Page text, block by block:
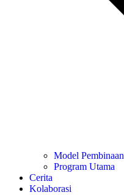
Model Pembinaan
Program Utama
Cerita
Kolaborasi